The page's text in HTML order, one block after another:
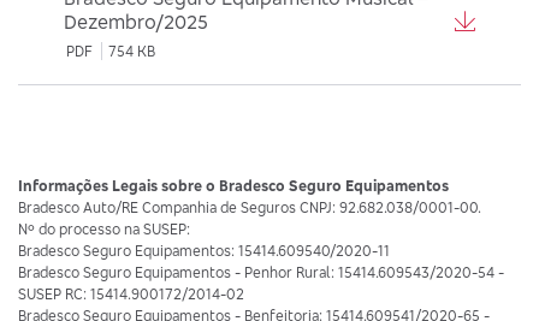
Dezembro/2025
PDF 754 KB
Informações Legais sobre o Bradesco Seguro Equipamentos
Bradesco Auto/RE Companhia de Seguros CNPJ: 92.682.038/0001-00.
Nº do processo na SUSEP:
Bradesco Seguro Equipamentos: 15414.609540/2020-11
Bradesco Seguro Equipamentos - Penhor Rural: 15414.609543/2020-54 -
SUSEP RC: 15414.900172/2014-02
Bradesco Seguro Equipamentos - Benfeitoria: 15414.609541/2020-65 -